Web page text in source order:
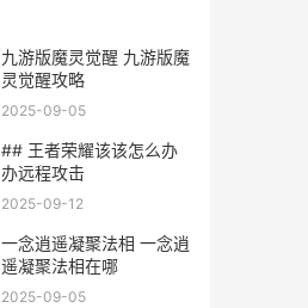
九游版魔灵觉醒 九游版魔
灵觉醒攻略
2025-09-05
## 王者荣耀该该怎么办
办远程攻击
2025-09-12
一念逍遥凝聚法相 一念逍
遥凝聚法相在哪
2025-09-05